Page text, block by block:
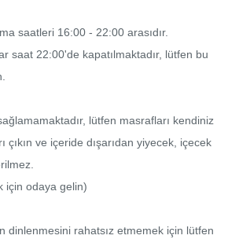
saat 22:00'de kapatılmaktadır, lütfen bu
lütfen masrafları kendiniz
çıkın ve içeride dışarıdan yiyecek, içecek
için odaya gelin)
dinlenmesini rahatsız etmemek için lütfen